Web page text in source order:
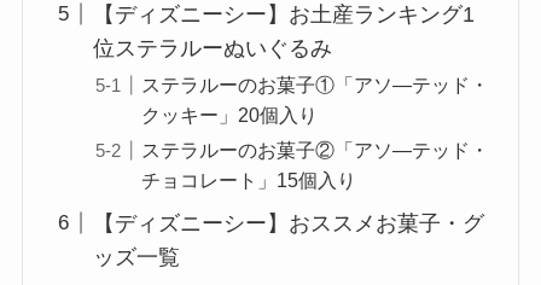
【ディズニーシー】お土産ランキング1
位ステラルーぬいぐるみ
ステラルーのお菓子①「アソ―テッド・
クッキー」20個入り
ステラルーのお菓子②「アソ―テッド・
チョコレート」15個入り
【ディズニーシー】おススメお菓子・グ
ッズ一覧